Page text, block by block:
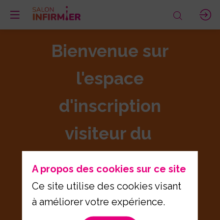
Bienvenue sur
l'espace
d'inscription
visiteur du
Salon Infirmier
2026
A propos des cookies sur ce site
Ce site utilise des cookies visant
à améliorer votre expérience.